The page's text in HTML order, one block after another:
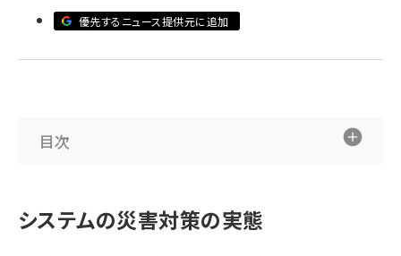
優先するニュース提供元に追加
目次
システムの災害対策の実態